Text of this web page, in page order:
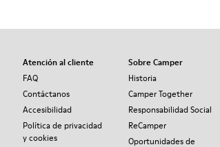
Atención al cliente
FAQ
Contáctanos
Accesibilidad
Política de privacidad
y cookies
Sobre Camper
Historia
Camper Together
Responsabilidad Social
ReCamper
Oportunidades de